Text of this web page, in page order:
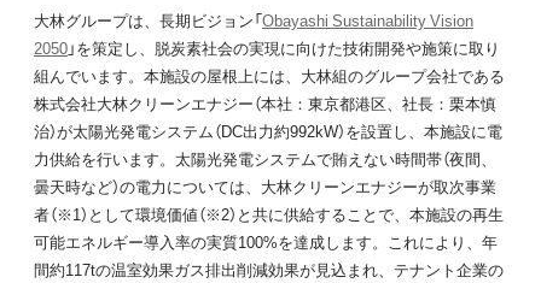
大林グループは、長期ビジョン「Obayashi Sustainability Vision
2050」を策定し、脱炭素社会の実現に向けた技術開発や施策に取り
組んでいます。本施設の屋根上には、大林組のグループ会社である
株式会社大林クリーンエナジー（本社：東京都港区、社長：栗本慎
治）が太陽光発電システム（DC出力約992kW）を設置し、本施設に電
力供給を行います。太陽光発電システムで賄えない時間帯（夜間、
曇天時など）の電力については、大林クリーンエナジーが取次事業
者（※1）として環境価値（※2）と共に供給することで、本施設の再生
可能エネルギー導入率の実質100%を達成します。これにより、年
間約117tの温室効果ガス排出削減効果が見込まれ、テナント企業の